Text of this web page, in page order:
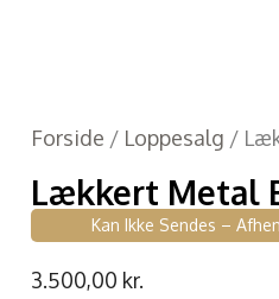
Forside / Loppesalg /
Lækkert Metal
Kan Ikke Sendes –
3.500,00 kr.